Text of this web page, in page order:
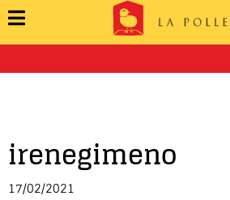
irenegimeno
17/02/2021